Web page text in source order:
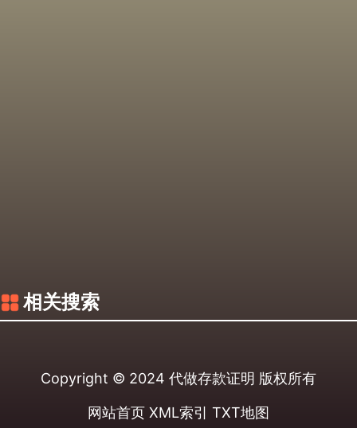
相关搜索
Copyright © 2024 代做存款证明 版权所有
网站首页 XML索引 TXT地图